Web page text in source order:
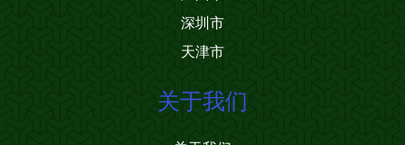
深圳市
天津市
关于我们